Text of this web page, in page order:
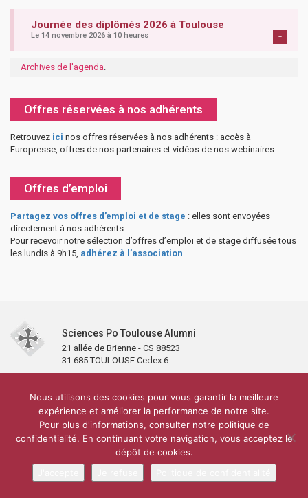
Journée des diplômés 2026 à Toulouse
Le 14 novembre 2026 à 10 heures +
Archives de l'agenda.
Offres réservées à nos adhérents
Retrouvez ici nos offres réservées à nos adhérents : accès à
Europresse, offres de nos partenaires et vidéos de nos webinaires.
Offres d’emploi
Partagez vos offres d’emploi et de stage : elles sont envoyées
directement à nos adhérents.
Pour recevoir notre sélection d’offres d’emploi et de stage diffusée tous
les lundis à 9h15, adhérez à l’association.
Sciences Po Toulouse Alumni
21 allée de Brienne - CS 88523
31 685 TOULOUSE Cedex 6
Partenaires et soutiens
Lettre d’information
Réseaux sociaux
Sciences Po Toulouse
Carré Alumni de la bibliothèque de Sciences Po Toulouse
10 000 diplômés
Réseau ScPo
Mentions légales Politique de confidentialité
Plan du site
Conception & réalisation :CEREAL CONCEPT
Nous utilisons des cookies pour vous garantir la meilleure
expérience et améliorer la performance de notre site.
Pour plus d'informations, consulter notre politique de
confidentialité. En continuant votre navigation, vous acceptez le
dépôt de cookies.